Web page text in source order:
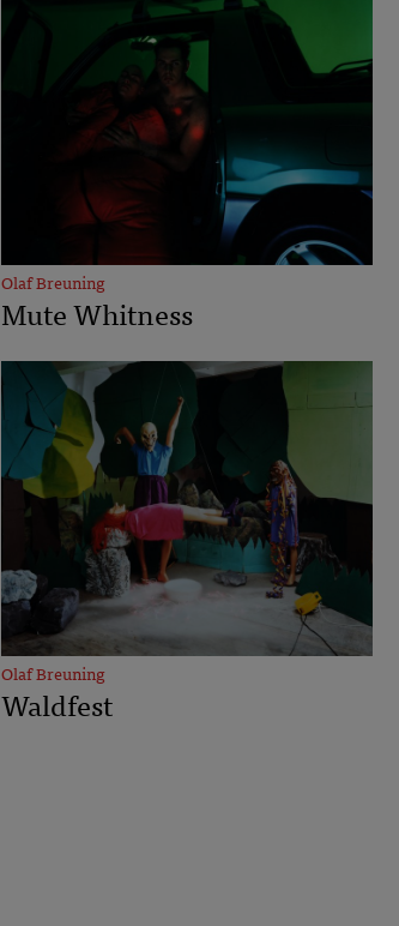
Olaf Breuning
Mute Whitness
Olaf Breuning
Waldfest